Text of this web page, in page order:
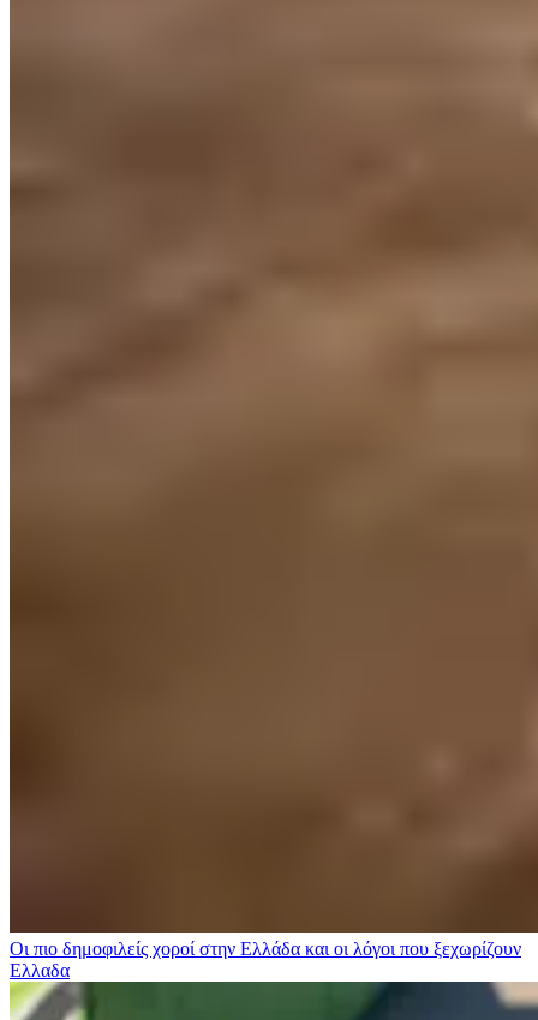
Οι πιο δημοφιλείς χοροί στην Ελλάδα και οι λόγοι που ξεχωρίζουν
Ελλαδα